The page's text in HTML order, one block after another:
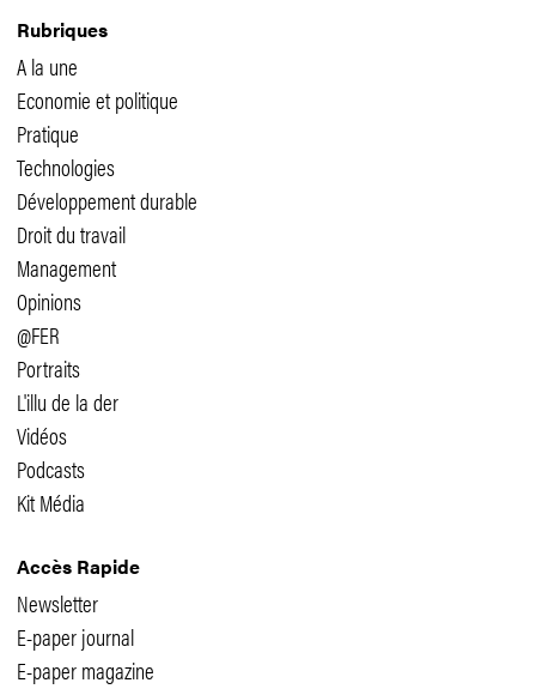
Rubriques
A la une
Economie et politique
Pratique
Technologies
Développement durable
Droit du travail
Management
Opinions
@FER
Portraits
L'illu de la der
Vidéos
Podcasts
Kit Média
Accès Rapide
Newsletter
E-paper journal
E-paper magazine